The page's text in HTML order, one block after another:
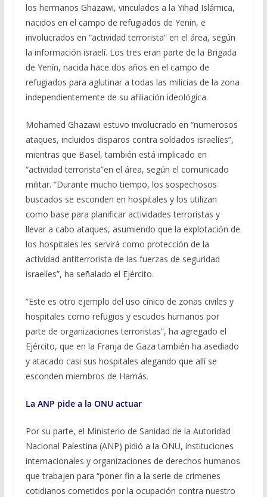
los hermanos Ghazawi, vinculados a la Yihad Islámica,
nacidos en el campo de refugiados de Yenín, e
involucrados en “actividad terrorista” en el área, según
la información israelí. Los tres eran parte de la Brigada
de Yenín, nacida hace dos años en el campo de
refugiados para aglutinar a todas las milicias de la zona
independientemente de su afiliación ideológica.
Mohamed Ghazawi estuvo involucrado en “numerosos
ataques, incluidos disparos contra soldados israelíes”,
mientras que Basel, también está implicado en
“actividad terrorista”en el área, según el comunicado
militar. “Durante mucho tiempo, los sospechosos
buscados se esconden en hospitales y los utilizan
como base para planificar actividades terroristas y
llevar a cabo ataques, asumiendo que la explotación de
los hospitales les servirá como protección de la
actividad antiterrorista de las fuerzas de seguridad
israelíes”, ha señalado el Ejército.
“Este es otro ejemplo del uso cínico de zonas civiles y
hospitales como refugios y escudos humanos por
parte de organizaciones terroristas”, ha agregado el
Ejército, que en la Franja de Gaza también ha asediado
y atacado casi sus hospitales alegando que allí se
esconden miembros de Hamás.
La ANP pide a la ONU actuar
Por su parte, el Ministerio de Sanidad de la Autoridad
Nacional Palestina (ANP) pidió a la ONU, instituciones
internacionales y organizaciones de derechos humanos
que trabajen para “poner fin a la serie de crímenes
cotidianos cometidos por la ocupación contra nuestro